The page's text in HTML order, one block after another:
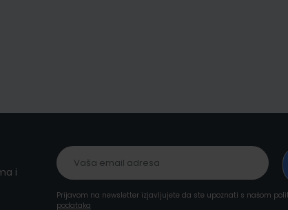
i
Prijavom na newsletter izjavljujete da ste upoznati s našom
podataka